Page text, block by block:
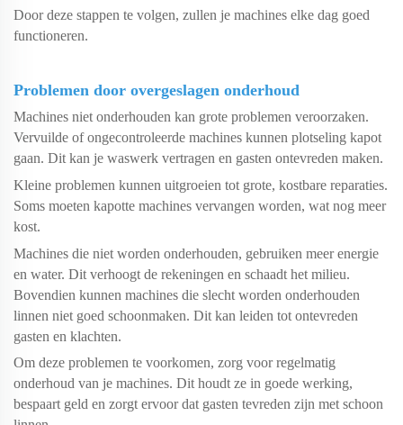
Door deze stappen te volgen, zullen je machines elke dag goed
functioneren.
Problemen door overgeslagen onderhoud
Machines niet onderhouden kan grote problemen veroorzaken.
Vervuilde of ongecontroleerde machines kunnen plotseling kapot
gaan. Dit kan je waswerk vertragen en gasten ontevreden maken.
Kleine problemen kunnen uitgroeien tot grote, kostbare reparaties.
Soms moeten kapotte machines vervangen worden, wat nog meer
kost.
Machines die niet worden onderhouden, gebruiken meer energie
en water. Dit verhoogt de rekeningen en schaadt het milieu.
Bovendien kunnen machines die slecht worden onderhouden
linnen niet goed schoonmaken. Dit kan leiden tot ontevreden
gasten en klachten.
Om deze problemen te voorkomen, zorg voor regelmatig
onderhoud van je machines. Dit houdt ze in goede werking,
bespaart geld en zorgt ervoor dat gasten tevreden zijn met schoon